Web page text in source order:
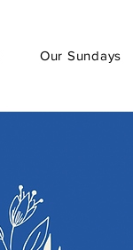
Our Sundays